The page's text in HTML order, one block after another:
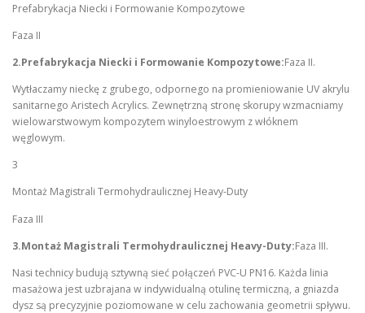
Prefabrykacja Niecki i Formowanie Kompozytowe
Faza II
2.Prefabrykacja Niecki i Formowanie Kompozytowe:Faza II.
Wytłaczamy nieckę z grubego, odpornego na promieniowanie UV akrylu
sanitarnego Aristech Acrylics. Zewnętrzną stronę skorupy wzmacniamy
wielowarstwowym kompozytem winyloestrowym z włóknem
węglowym.
3
Montaż Magistrali Termohydraulicznej Heavy-Duty
Faza III
3.Montaż Magistrali Termohydraulicznej Heavy-Duty:Faza III.
Nasi technicy budują sztywną sieć połączeń PVC-U PN16. Każda linia
masażowa jest uzbrajana w indywidualną otulinę termiczną, a gniazda
dysz są precyzyjnie poziomowane w celu zachowania geometrii spływu.